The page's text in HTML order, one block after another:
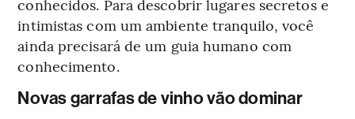
conhecidos. Para descobrir lugares secretos e
intimistas com um ambiente tranquilo, você
ainda precisará de um guia humano com
conhecimento.
Novas garrafas de vinho vão dominar